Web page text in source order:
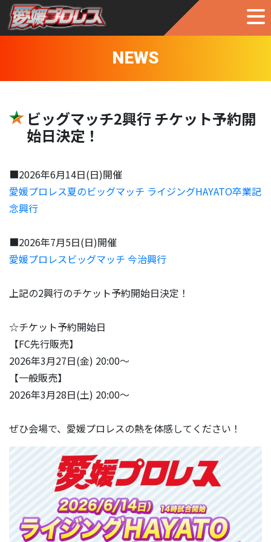
NEWS
ビッグマッチ2興行 チケット予約開
始日決定！
■2026年6月14日(日)開催
愛媛プロレス夏のビッグマッチ ライジングHAYATO卒業記
念興行
■2026年7月5日(日)開催
愛媛プロレスビッグマッチ 今治興行
上記の2興行のチケット予約開始日決定！
☆チケット予約開始日
【FC先行販売】
2026年3月27日(金) 20:00〜
【一般販売】
2026年3月28日(土) 20:00〜
ぜひ会場で、愛媛プロレスの熱を体感してください！